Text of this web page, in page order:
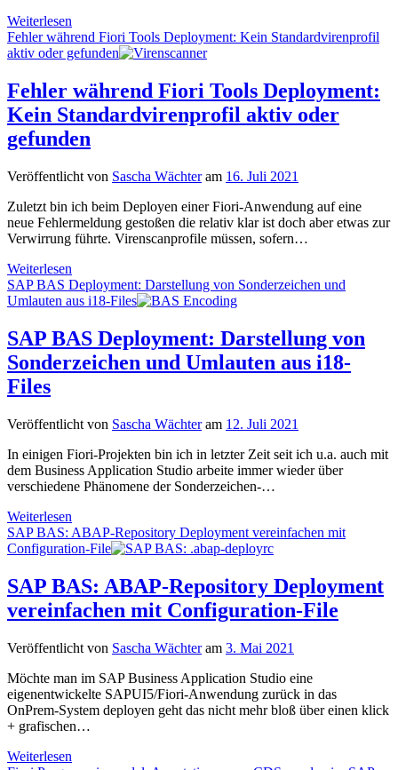
Weiterlesen
BAS:
Import
Anwendungen
aus
dem
ABAP-
Fehler während Fiori Tools Deployment: Kein Standardvirenprofil
aktiv oder gefunden
Fehler während Fiori Tools Deployment:
Kein Standardvirenprofil aktiv oder
gefunden
Veröffentlicht von Sascha Wächteram 16. Juli 2021
Zuletzt bin ich beim Deployen einer Fiori-Anwendung auf eine
neue Fehlermeldung gestoßen die relativ klar ist doch aber etwas zur
Verwirrung führte. Virenscanprofile müssen, sofern…
Weiterlesen
während
Fiori
Deployment:
Kein
Standardvirenprofil
SAP BAS Deployment: Darstellung von Sonderzeichen und
Umlauten aus i18-Files
SAP BAS Deployment: Darstellung von
Sonderzeichen und Umlauten aus i18-
Files
Veröffentlicht von Sascha Wächteram 12. Juli 2021
In einigen Fiori-Projekten bin ich in letzter Zeit seit ich u.a. auch mit
dem Business Application Studio arbeite immer wieder über
verschiedene Phänomene der Sonderzeichen-…
Weiterlesen
BAS
Deployment:
von
Sonderzeichen
und
aus
Files
SAP BAS: ABAP-Repository Deployment vereinfachen mit
Configuration-File
SAP BAS: ABAP-Repository Deployment
vereinfachen mit Configuration-File
Veröffentlicht von Sascha Wächteram 3. Mai 2021
Möchte man im SAP Business Application Studio eine
eigenentwickelte SAPUI5/Fiori-Anwendung zurück in das
OnPrem-System deployen geht das nicht mehr bloß über einen klick
+ grafischen…
Weiterlesen